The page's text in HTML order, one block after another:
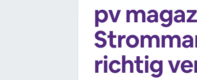
pv
richtig